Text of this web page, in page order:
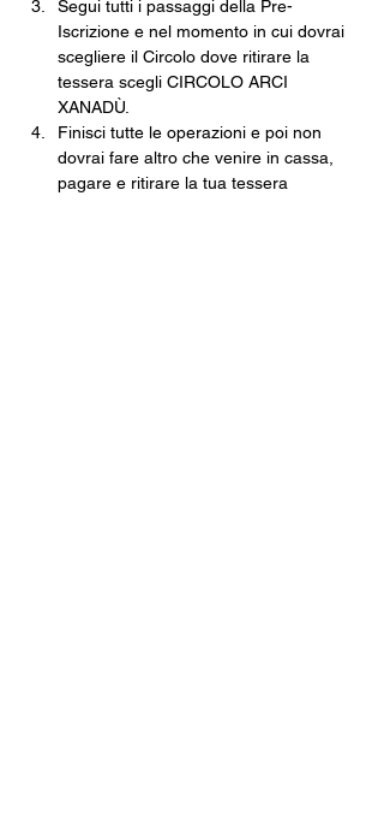
Segui tutti i passaggi della Pre-
Iscrizione e nel momento in cui dovrai
scegliere il Circolo dove ritirare la
tessera scegli CIRCOLO ARCI
XANADÙ.
Finisci tutte le operazioni e poi non
dovrai fare altro che venire in cassa,
pagare e ritirare la tua tessera